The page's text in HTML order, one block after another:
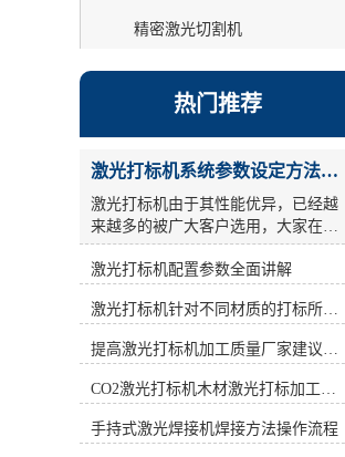
精密激光切割机
热门推荐
激光打标机系统参数设定方法步骤教程
激光打标机由于其性能优异，已经越
来越多的被广大客户选用，大家在使
用激光打标机的时候，关于参数设
置，很多人的概念比较模糊，今天激
参数设定 ： **，激光参数还是设一
遍，但是采用交叉线填充方式方法，
也就相当于镭雕了2遍.参考参数如
下： a)：打标频率(frequency)设为低
频，激光打码机按照标识形式的不同,
激光打码设备可以分为刻划式和点阵
式两种。目前市场中出现的激光打标
激光打标机配置参数全面讲解
激光打标机针对不同材质的打标所对应设备指导
提高激光打标机加工质量厂家建议从何做起
CO2激光打标机木材激光打标加工环保性意识
手持式激光焊接机焊接方法操作流程